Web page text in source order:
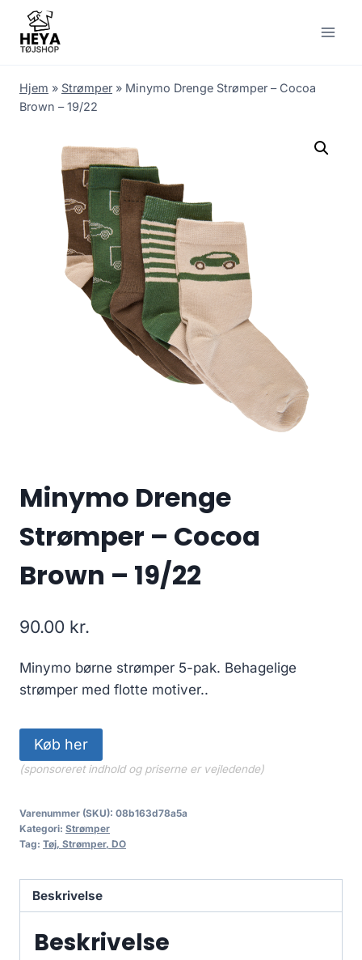
content
Hjem » Strømper » Minymo Drenge Strømper – Cocoa
Brown – 19/22
Minymo Drenge
Strømper – Cocoa
Brown – 19/22
90.00 kr.
Minymo børne strømper 5-pak. Behagelige
strømper med flotte motiver..
Køb her
(sponsoreret indhold og priserne er vejledende)
Varenummer (SKU): 08b163d78a5a
Kategori: Strømper
Tag: Tøj, Strømper, DO
Beskrivelse
Beskrivelse